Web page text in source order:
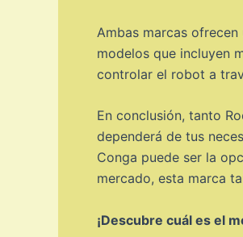
Ambas marcas
modelos que incluyen
controlar el robot a
En conclusión, tanto
dependerá de tus
Conga puede ser la
mercado, esta marca
¡Descubre cuál es el